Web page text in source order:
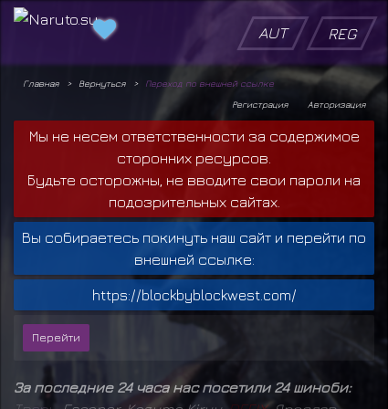
AUT REG
Главная Вернуться
Переход по внешней ссылке
Авторизация
Регистрация
Мы не несем ответственности за содержимое
сторонних ресурсов.
Будьте осторожны, не вводите свои пароли на
подозрительных сайтах.
Вы собираетесь покинуть наш сайт и перейти по
внешней ссылке:
https://blockbyblockwest.com/
За последние 24 часа нас посетили 24 шиноби: